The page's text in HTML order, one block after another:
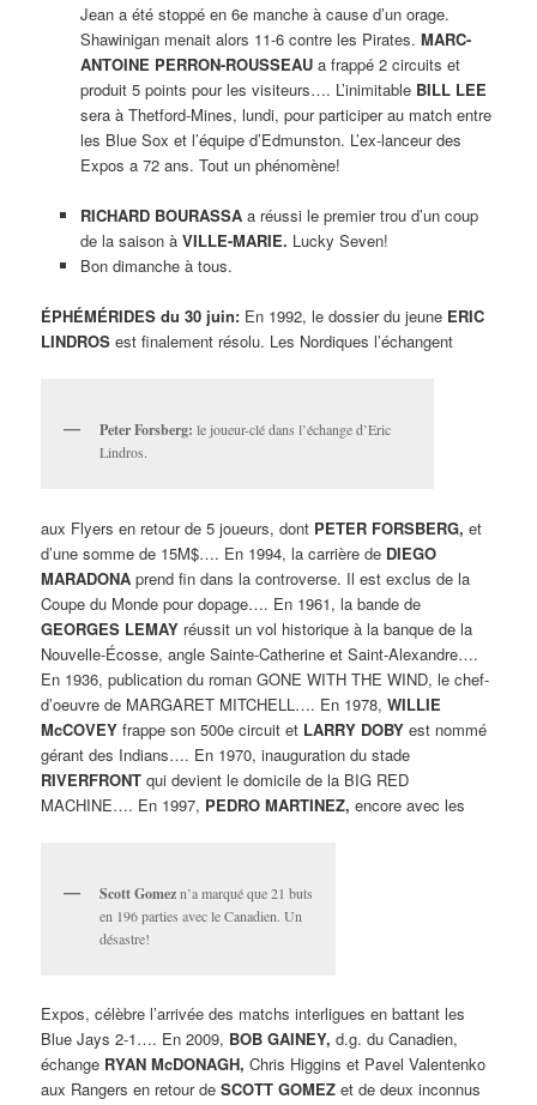
Jean a été stoppé en 6e manche à cause d’un orage.
Shawinigan menait alors 11-6 contre les Pirates. MARC-
ANTOINE PERRON-ROUSSEAUa frappé 2 circuits et
produit 5 points pour les visiteurs…. L’inimitable BILL LEE
sera à Thetford-Mines, lundi, pour participer au match entre
les Blue Sox et l’équipe d’Edmunston. L’ex-lanceur des
Expos a 72 ans. Tout un phénomène!
RICHARD BOURASSAa réussi le premier trou d’un coup
de la saison à VILLE-MARIE. Lucky Seven!
Bon dimanche à tous.
ÉPHÉMÉRIDES du 30 juin: En 1992, le dossier du jeune ERIC
LINDROS est finalement résolu. Les Nordiques l’échangent
Peter Forsberg: le joueur-clé dans l’échange d’Eric
Lindros.
aux Flyers en retour de 5 joueurs, dont PETER FORSBERG, et
d’une somme de 15M$…. En 1994, la carrière de DIEGO
MARADONA prend fin dans la controverse. Il est exclus de la
Coupe du Monde pour dopage…. En 1961, la bande de
GEORGES LEMAY réussit un vol historique à la banque de la
Nouvelle-Écosse, angle Sainte-Catherine et Saint-Alexandre….
En 1936, publication du roman GONE WITH THE WIND, le chef-
d’oeuvre de MARGARET MITCHELL…. En 1978,WILLIE
McCOVEY frappe son 500e circuit et LARRY DOBY est nommé
gérant des Indians…. En 1970, inauguration du stade
RIVERFRONT qui devient le domicile de la BIG RED
MACHINE…. En 1997, PEDRO MARTINEZ, encore avec les
Scott Gomezn’a marqué que 21 buts
en 196 parties avec le Canadien. Un
désastre!
Expos, célèbre l’arrivée des matchs interligues en battant les
Blue Jays 2-1…. En 2009, BOB GAINEY, d.g. du Canadien,
échange RYAN McDONAGH, Chris Higgins et Pavel Valentenko
aux Rangers en retour deSCOTT GOMEZ et de deux inconnus